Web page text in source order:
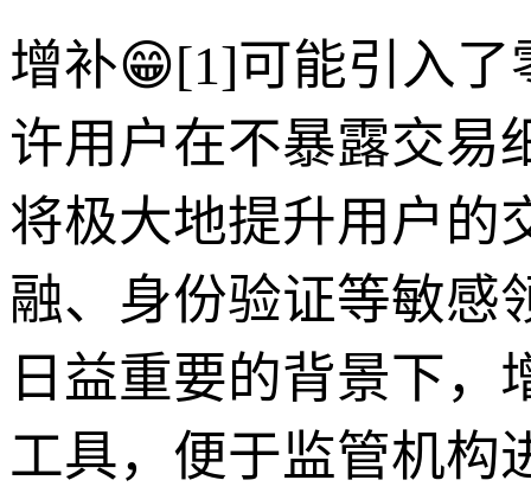
增补😁[1]可能引入
许用户在不暴露交易
将极大地提升用户的
融、身份验证等敏感
日益重要的背景下
工具，便于监管机构